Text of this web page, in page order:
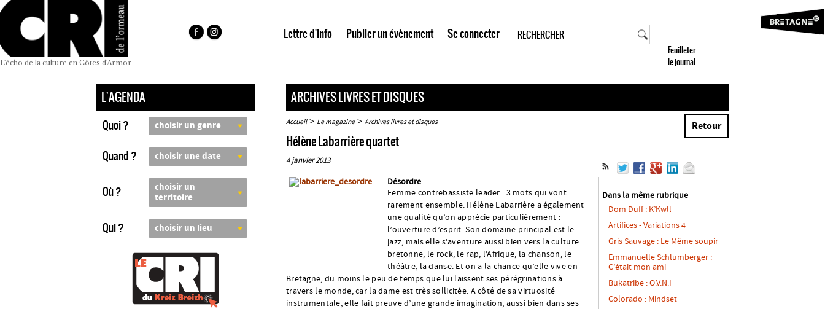
L'écho de la culture en Côtes d'Armor
Lettre d'info Publier un évènement Se connecter
L'AGENDA
Quoi ? choisir un genre
Quand ? choisir une date
Où ?
choisir un
territoire
Qui ? choisir un lieu
ARCHIVES LIVRES ET DISQUES
Accueil> Le magazine> Archives livres et disques Retour
Hélène Labarrière quartet
4 janvier 2013
Désordre
Femme contrebassiste leader : 3 mots qui vont
rarement ensemble. Hélène Labarrière a également
une qualité qu’on apprécie particulièrement :
l’ouverture d’esprit. Son domaine principal est le
jazz, mais elle s’aventure aussi bien vers la culture
bretonne, le rock, le rap, l’Afrique, la chanson, le
théâtre, la danse. Et on a la chance qu’elle vive en
Bretagne, du moins le peu de temps que lui laissent ses pérégrinations à
travers le monde, car la dame est très sollicitée. A côté de sa virtuosité
instrumentale, elle fait preuve d’une grande imagination, aussi bien dans ses
Dans la même rubrique
Dom Duff : K’Kwll
Artifices - Variations 4
Gris Sauvage : Le Même soupir
Emmanuelle Schlumberger :
C’était mon ami
Bukatribe : O.V.N.I
Colorado : Mindset